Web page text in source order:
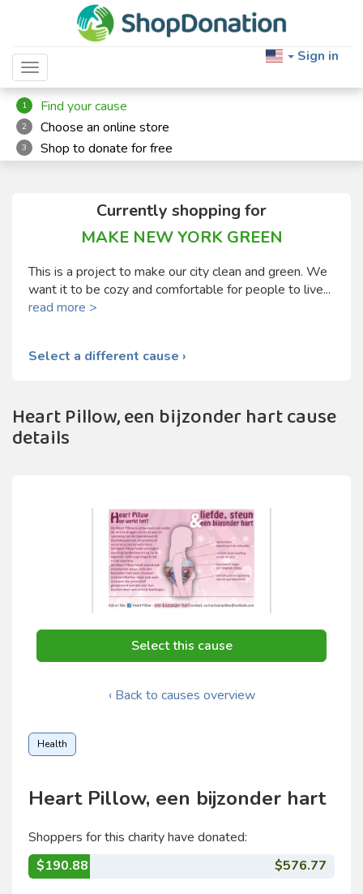
Toggle navigation
Sign in
1 Find your cause
2 Choose an online store
3 Shop to donate for free
Currently shopping for
MAKE NEW YORK GREEN
This is a project to make our city clean and green. We
want it to be cozy and comfortable for people to live...
read more >
Select a different cause ›
Heart Pillow, een bijzonder hart cause
details
Select this cause
‹ Back to causes overview
Health
Heart Pillow, een bijzonder hart
Shoppers for this charity have donated:
$190.88
$576.77